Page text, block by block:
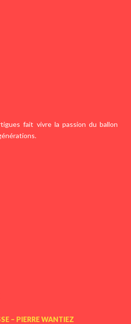
fait vivre la passion du ballon
– PIERRE WANTIEZ